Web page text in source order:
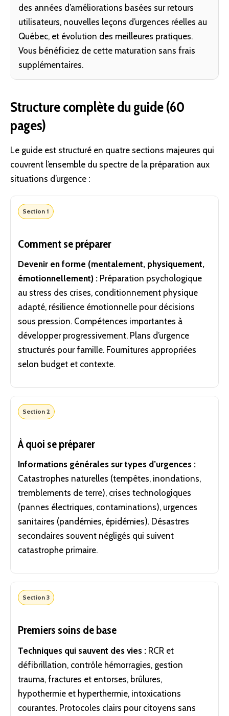
des années d’améliorations basées sur retours
utilisateurs, nouvelles leçons d’urgences réelles au
Québec, et évolution des meilleures pratiques.
Vous bénéficiez de cette maturation sans frais
supplémentaires.
Structure complète du guide (60
pages)
Le guide est structuré en quatre sections majeures qui
couvrent l’ensemble du spectre de la préparation aux
situations d’urgence :
Section 1
Comment se préparer
Devenir en forme (mentalement, physiquement,
émotionnellement) : Préparation psychologique
au stress des crises, conditionnement physique
adapté, résilience émotionnelle pour décisions
sous pression. Compétences importantes à
développer progressivement. Plans d’urgence
structurés pour famille. Fournitures appropriées
selon budget et contexte.
Section 2
À quoi se préparer
Informations générales sur types d’urgences :
Catastrophes naturelles (tempêtes, inondations,
tremblements de terre), crises technologiques
(pannes électriques, contaminations), urgences
sanitaires (pandémies, épidémies). Désastres
secondaires souvent négligés qui suivent
catastrophe primaire.
Section 3
Premiers soins de base
Techniques qui sauvent des vies : RCR et
défibrillation, contrôle hémorragies, gestion
trauma, fractures et entorses, brûlures,
hypothermie et hyperthermie, intoxications
courantes. Protocoles clairs pour citoyens sans